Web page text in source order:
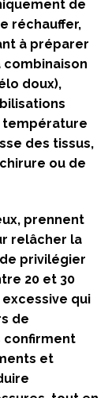
de
réchauffer,
à préparer
doux),
température
des tissus,
ou de
prennent
relâcher la
privilégier
20 et 30
qui
de
confirment
et